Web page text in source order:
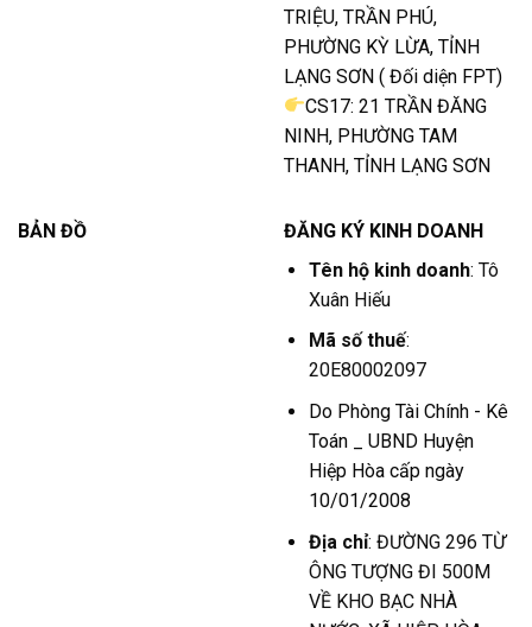
TRIỆU, TRẦN PHÚ,
PHƯỜNG KỲ LỪA, TỈNH
LẠNG SƠN ( Đối diện FPT)
CS17: 21 TRẦN ĐĂNG
NINH, PHƯỜNG TAM
THANH, TỈNH LẠNG SƠN
BẢN ĐỒ
ĐĂNG KÝ KINH DOANH
Tên hộ kinh doanh: Tô
Xuân Hiếu
Mã số thuế:
20E80002097
Do Phòng Tài Chính - Kê
Toán _ UBND Huyện
Hiệp Hòa cấp ngày
10/01/2008
Địa chỉ: ĐƯỜNG 296 TỪ
ÔNG TƯỢNG ĐI 500M
VỀ KHO BẠC NHÀ